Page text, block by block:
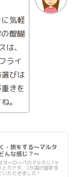
気軽
醍醐
、
ライ
びは
きを
。
・旅をする〜マルタ
んな感じ？～
ーロッパのマルタに1ヵ
カナダ、2か国の留学生
ただきました！